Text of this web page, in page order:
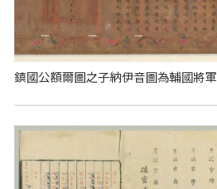
鎮國公額爾圖之子納伊音圖為輔國將軍